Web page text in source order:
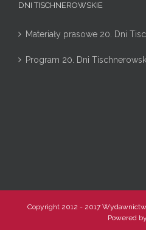
DNI TISCHNEROWSKIE
Materiały prasowe 20. Dni
Program 20. Dni
Copyright 2012 - 2017
Powered by